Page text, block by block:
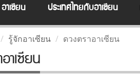
อาเซียน ประเทศไทยกับอาเซียน
รู้จักอาเซียน ดวงตราอาเซียน
าเซียน